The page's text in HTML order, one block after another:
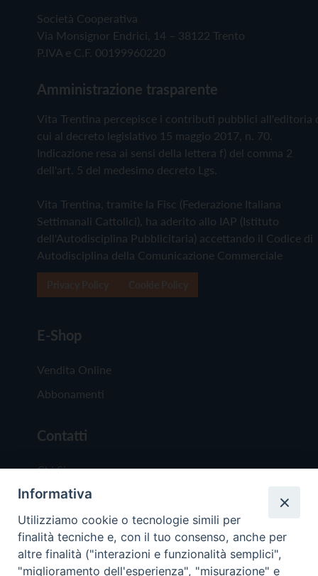
Società Cooperativa
Via Monsignor Endrici, 14 – 38122 Trento
P.IVA e C.F. 00199960220
Amministrazione trasparente
Vita Trentina percepisce i contributi pubblici all'editoria
cui al decreto legislativo 15 maggio 2017, n. 70.
Indicazione resa ai sensi della lettera f) del comma 2
dell'art. 5 del medesimo decreto Lgs.
Vita Trentina, tramite la Fisc (Federazione Italiana
Settimanali Cattolici), ha aderito allo IAP (Istituto
dell'Autodisciplina Pubblicitaria) accettando il Codice di
Autodisciplina della Comunicazione Commerciale
E-Shop
Vendita Online
Abbonamenti
Contatti
Chi Siamo
Redazione
Scrivici
Informativa
Utilizziamo cookie o tecnologie simili per
finalità tecniche e, con il tuo consenso, anche per
altre finalità ("interazioni e funzionalità semplici",
"miglioramento dell'esperienza", "misurazione" e